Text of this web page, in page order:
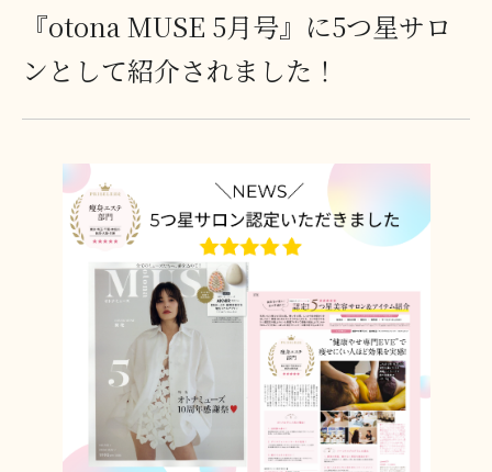
『otona MUSE 5月号』に5つ星サロ
ンとして紹介されました！